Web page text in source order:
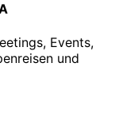
Events,
und